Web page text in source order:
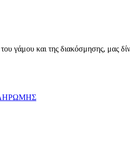
γάμου και της διακόσμησης, μας